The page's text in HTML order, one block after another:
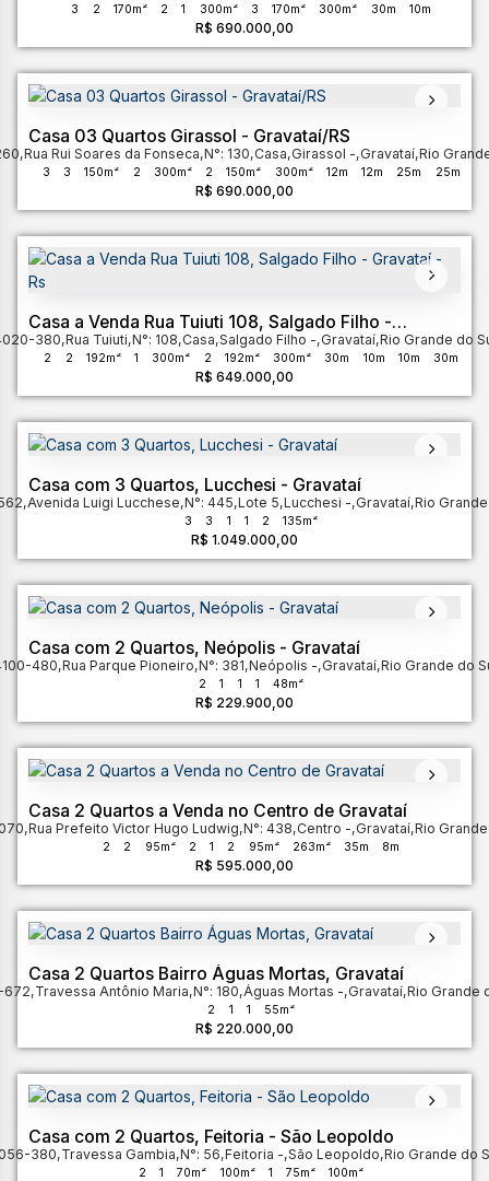
R$ 690.000,00
3 2 170m² 2 1 300m² 3 170m² 300m² 30m 10m
Casa 03 Quartos Girassol - Gravataí/RS
R$ 690.000,00
,Rua Rui Soares da Fonseca,N°: 130,Casa,Girassol ,Gravataí,Rio
3 3 150m² 2 300m² 2 150m² 300m² 12m 12m 25m 25m
Casa a Venda Rua Tuiuti 108, Salgado Filho -
Gravataí - Rs
R$ 649.000,00
380,Rua Tuiuti,N°: 108,Casa,Salgado Filho ,Gravataí,Rio Grande do
2 2 192m² 1 300m² 2 192m² 300m² 30m 10m 10m
30m
30m
Casa com 3 Quartos, Lucchesi - Gravataí
R$ 1.049.000,00
,Avenida Luigi Lucchese,N°: 445,Lote 5,Lucchesi ,Gravataí,Rio
3 3 1 1 2 135m²
Casa com 2 Quartos, Neópolis - Gravataí
R$ 229.900,00
480,Rua Parque Pioneiro,N°: 381,Neópolis ,Gravataí,Rio Grande do
2 1 1 1 48m²
Casa 2 Quartos a Venda no Centro de Gravataí
R$ 595.000,00
,Rua Prefeito Victor Hugo Ludwig,N°: 438,Centro ,Gravataí,Rio
2 2 95m² 2 1 2 95m² 263m² 35m 8m
Casa 2 Quartos Bairro Águas Mortas, Gravataí
R$ 220.000,00
672,Travessa Antônio Maria,N°: 180,Águas Mortas ,Gravataí,Rio Grande
2 1 1 55m²
Casa com 2 Quartos, Feitoria - São Leopoldo
380,Travessa Gambia,N°: 56,Feitoria ,São Leopoldo,Rio Grande do
2 1 70m² 100m² 1 75m² 100m²